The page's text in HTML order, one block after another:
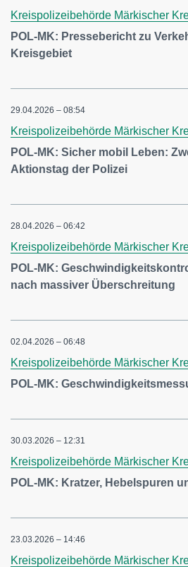
Kreispolizeibehörde Märkischer
POL-MK: Pressebericht zu
Kreisgebiet
29.04.2026 – 08:54
Kreispolizeibehörde Märkischer
POL-MK: Sicher mobil Leben:
Aktionstag der Polizei
28.04.2026 – 06:42
Kreispolizeibehörde Märkischer
POL-MK:
nach massiver Überschreitung
02.04.2026 – 06:48
Kreispolizeibehörde Märkischer
POL-MK:
30.03.2026 – 12:31
Kreispolizeibehörde Märkischer
POL-MK: Kratzer, Hebelspuren
23.03.2026 – 14:46
Kreispolizeibehörde Märkischer